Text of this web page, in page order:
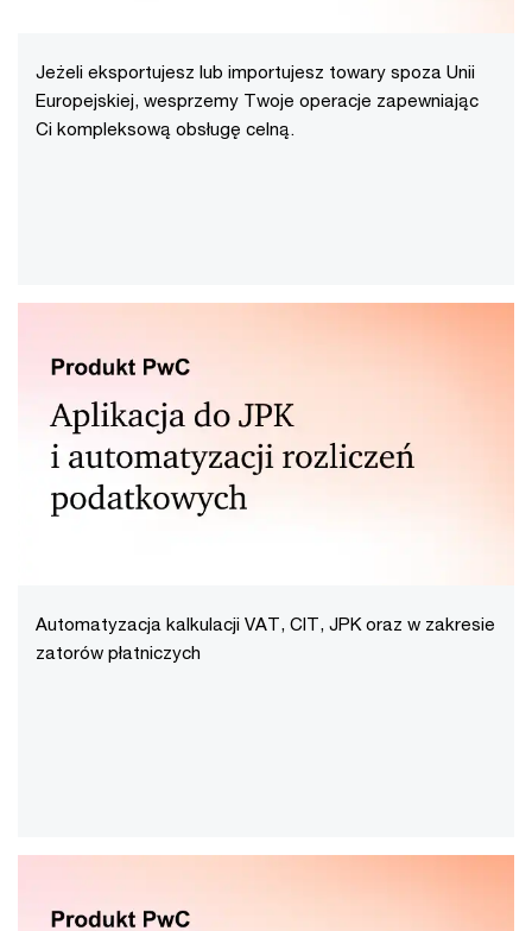
Jeżeli eksportujesz lub importujesz towary spoza Unii
Europejskiej, wesprzemy Twoje operacje zapewniając
Ci kompleksową obsługę celną.
Automatyzacja kalkulacji VAT, CIT, JPK oraz w zakresie
zatorów płatniczych